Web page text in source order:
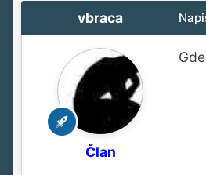
vbraca
Član